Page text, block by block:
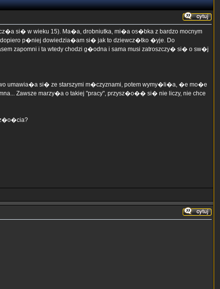
si� w wieku 15). Ma�a, drobniutka, mi�a os�bka z bardzo mocnym
p�niej dowiedzia�am si� jak to dziewcz�tko �yje. Do
zapomni i ta wtedy chodzi g�odna i sama musi zatroszczy� si� o sw�j
umawia�a si� ze starszymi m�czyznami, potem wymy�li�a, �e mo�e
Zawsze marzy�a o takiej "pracy", przysz�o�� si� nie liczy, nie chce